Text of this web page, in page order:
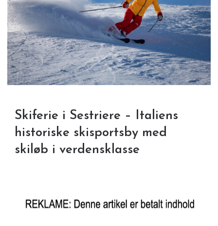
Skiferie i Sestriere – Italiens
historiske skisportsby med
skiløb i verdensklasse